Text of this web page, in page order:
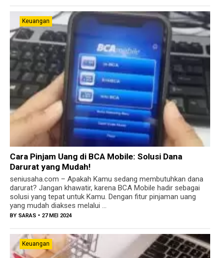
Keuangan
Cara Pinjam Uang di BCA Mobile: Solusi Dana
Darurat yang Mudah!
seniusaha.com – Apakah Kamu sedang membutuhkan dana
darurat? Jangan khawatir, karena BCA Mobile hadir sebagai
solusi yang tepat untuk Kamu. Dengan fitur pinjaman uang
yang mudah diakses melalui ...
BY SARAS • 27 MEI 2024
Keuangan